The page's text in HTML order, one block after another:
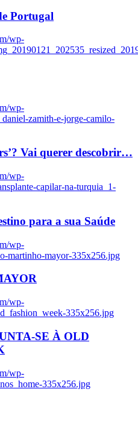
Portugal
wp-
wp-
zamith-e-jorge-camilo-
Vai querer descobrir…
wp-
capilar-na-turquia_1-
para a sua Saúde
wp-
martinho-mayor-335x256.jpg
wp-
335x256.jpg
SE À OLD
wp-
335x256.jpg